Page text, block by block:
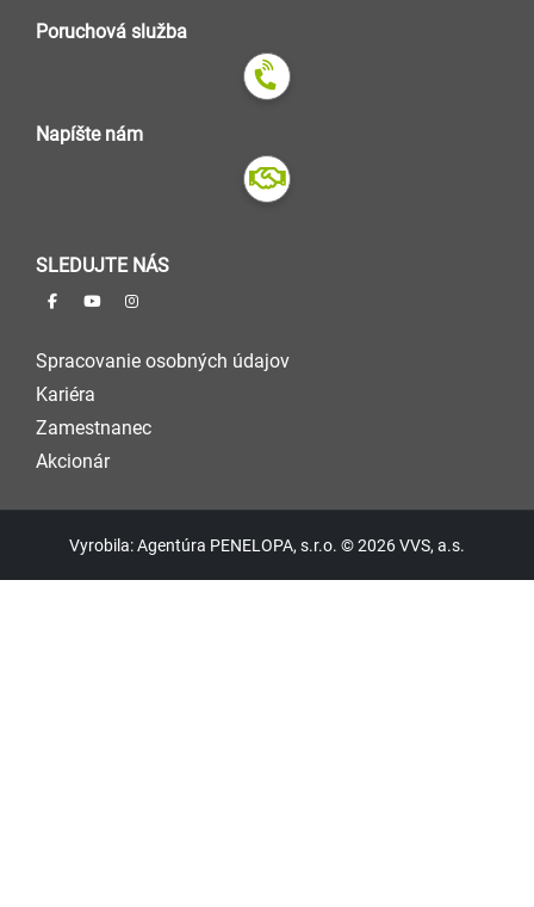
Poruchová služba
Napíšte nám
SLEDUJTE NÁS
Spracovanie osobných údajov
Kariéra
Zamestnanec
Akcionár
Vyrobila: Agentúra PENELOPA, s.r.o. © 2026 VVS, a.s.